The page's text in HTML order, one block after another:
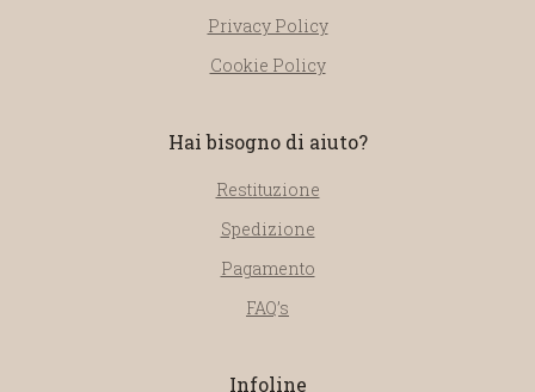
Privacy Policy
Cookie Policy
Hai bisogno di aiuto?
Restituzione
Spedizione
Pagamento
FAQ’s
Infoline